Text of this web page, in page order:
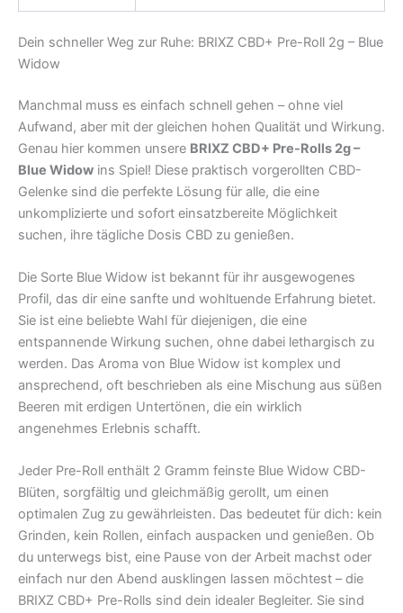
Dein schneller Weg zur Ruhe: BRIXZ CBD+ Pre-Roll 2g – Blue
Widow
Manchmal muss es einfach schnell gehen – ohne viel
Aufwand, aber mit der gleichen hohen Qualität und Wirkung.
Genau hier kommen unsere BRIXZ CBD+ Pre-Rolls 2g –
Blue Widow ins Spiel! Diese praktisch vorgerollten CBD-
Gelenke sind die perfekte Lösung für alle, die eine
unkomplizierte und sofort einsatzbereite Möglichkeit
suchen, ihre tägliche Dosis CBD zu genießen.
Die Sorte Blue Widow ist bekannt für ihr ausgewogenes
Profil, das dir eine sanfte und wohltuende Erfahrung bietet.
Sie ist eine beliebte Wahl für diejenigen, die eine
entspannende Wirkung suchen, ohne dabei lethargisch zu
werden. Das Aroma von Blue Widow ist komplex und
ansprechend, oft beschrieben als eine Mischung aus süßen
Beeren mit erdigen Untertönen, die ein wirklich
angenehmes Erlebnis schafft.
Jeder Pre-Roll enthält 2 Gramm feinste Blue Widow CBD-
Blüten, sorgfältig und gleichmäßig gerollt, um einen
optimalen Zug zu gewährleisten. Das bedeutet für dich: kein
Grinden, kein Rollen, einfach auspacken und genießen. Ob
du unterwegs bist, eine Pause von der Arbeit machst oder
einfach nur den Abend ausklingen lassen möchtest – die
BRIXZ CBD+ Pre-Rolls sind dein idealer Begleiter. Sie sind